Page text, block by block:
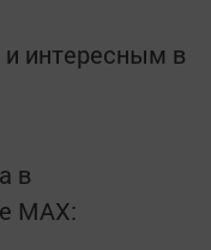
интересным в
в
MАХ: